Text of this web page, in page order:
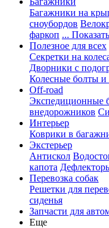
Багажники на
сноубордов
фаркоп ...
Полезное для всех
Секретки на
Дворники с
Колесные болты и
Off-road
Экспедиционные
внедорожников
Интерьер
Коврики в
Экстерьер
Антискол
капота
Перевозка собак
Решетки для
сиденья
Запчасти для
Еще